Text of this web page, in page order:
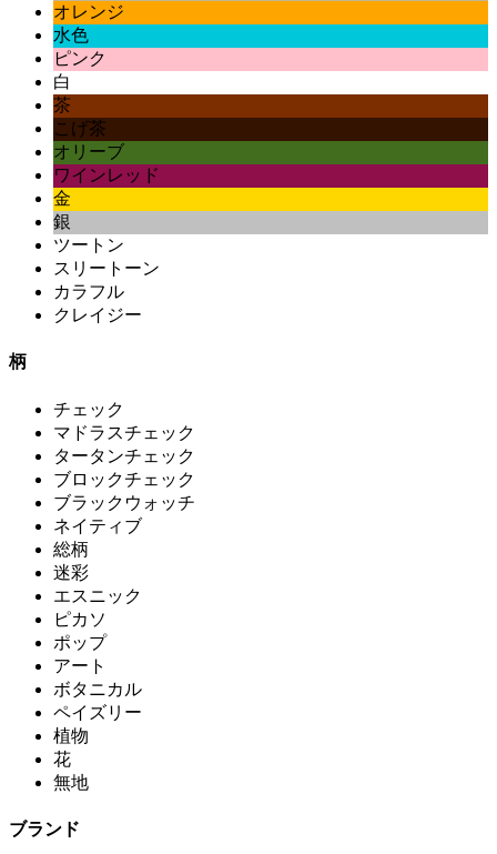
オレンジ
水色
ピンク
白
茶
こげ茶
オリーブ
ワインレッド
金
銀
ツートン
スリートーン
カラフル
クレイジー
柄
チェック
マドラスチェック
タータンチェック
ブロックチェック
ブラックウォッチ
ネイティブ
総柄
迷彩
エスニック
ピカソ
ポップ
アート
ボタニカル
ペイズリー
植物
花
無地
ブランド